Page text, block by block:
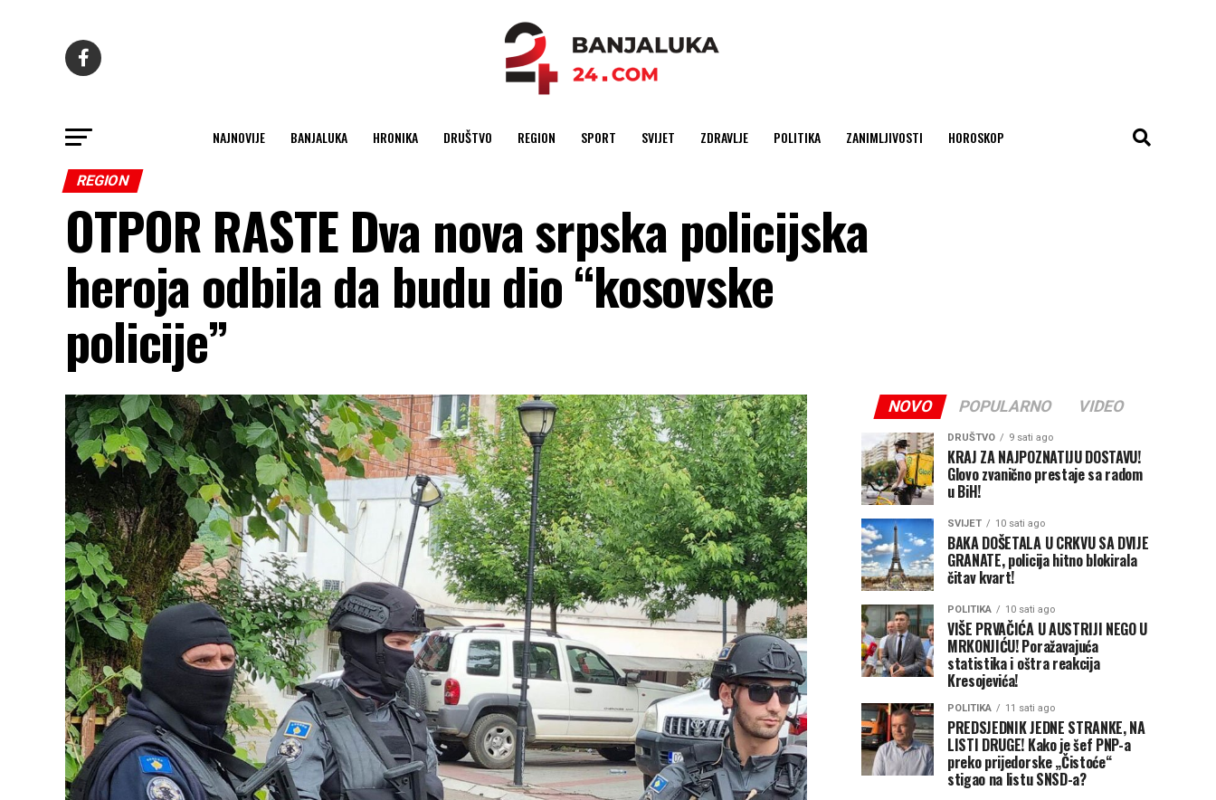
NAJNOVIJE BANJALUKA HRONIKA DRUŠTVO REGION SPORT SVIJET ZDRAVLJE POLITIKA ZANIMLJIVOSTI HOROSKOP
REGION
OTPOR RASTE Dva nova srpska policijska
heroja odbila da budu dio “kosovske
policije”
NOVO POPULARNO VIDEO
DRUŠTVO 9 sati ago
KRAJ ZA NAJPOZNATIJU DOSTAVU!
Glovo zvanično prestaje sa radom
u BiH!
SVIJET 10 sati ago
BAKA DOŠETALA U CRKVU SA DVIJE
GRANATE, policija hitno blokirala
čitav kvart!
POLITIKA 10 sati ago
VIŠE PRVAČIĆA U AUSTRIJI NEGO U
MRKONJIĆU! Poražavajuća
statistika i oštra reakcija
Kresojevića!
POLITIKA 11 sati ago
PREDSJEDNIK JEDNE STRANKE, NA
LISTI DRUGE! Kako je šef PNP-a
preko prijedorske „Čistoće“
stigao na listu SNSD-a?